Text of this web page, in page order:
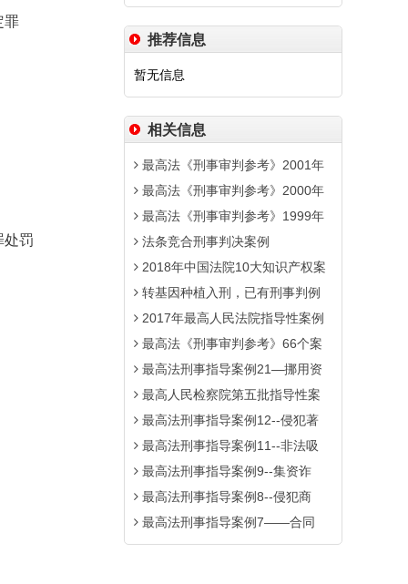
罪
处罚
推荐信息
暂无信息
相关信息
最高法《刑事审判参考》2001年
最高法《刑事审判参考》2000年
最高法《刑事审判参考》1999年
法条竞合刑事判决案例
2018年中国法院10大知识产权案
转基因种植入刑，已有刑事判例
2017年最高人民法院指导性案例
最高法《刑事审判参考》66个案
最高法刑事指导案例21—挪用资
最高人民检察院第五批指导性案
最高法刑事指导案例12--侵犯著
最高法刑事指导案例11--非法吸
最高法刑事指导案例9--集资诈
最高法刑事指导案例8--侵犯商
最高法刑事指导案例7——合同